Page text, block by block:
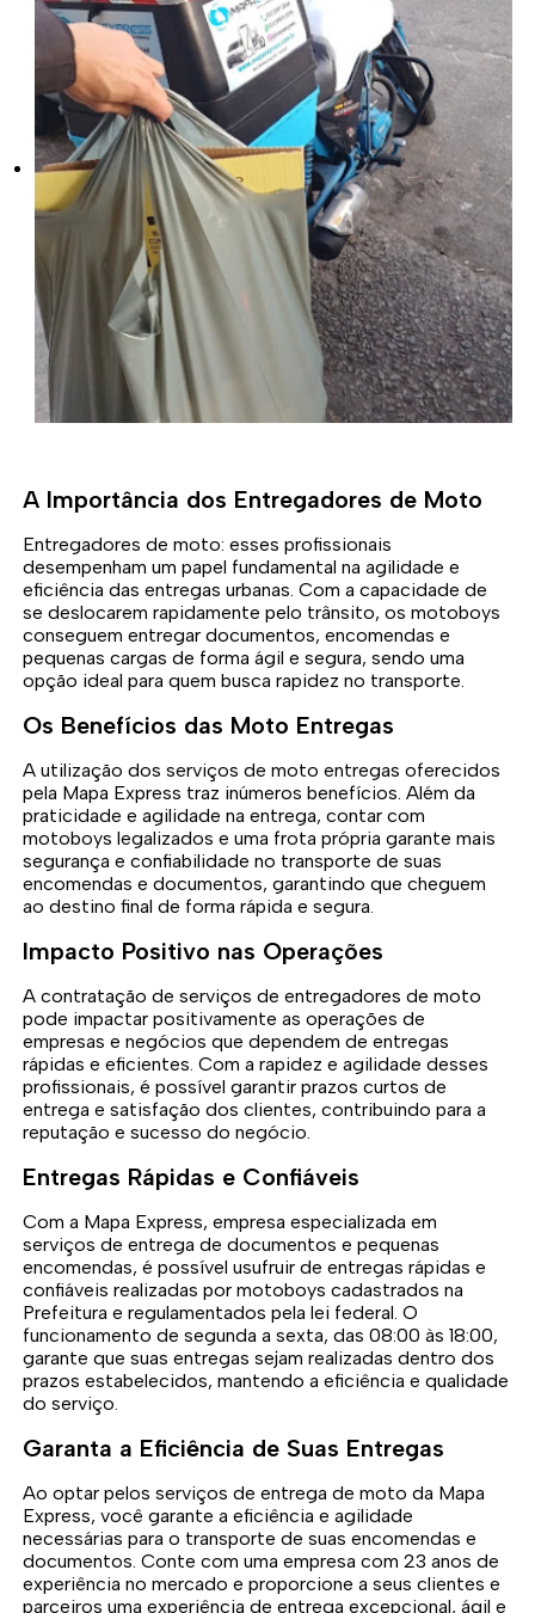
A Importância dos Entregadores de Moto
Entregadores de moto: esses profissionais
desempenham um papel fundamental na agilidade e
eficiência das entregas urbanas. Com a capacidade de
se deslocarem rapidamente pelo trânsito, os motoboys
conseguem entregar documentos, encomendas e
pequenas cargas de forma ágil e segura, sendo uma
opção ideal para quem busca rapidez no transporte.
Os Benefícios das Moto Entregas
A utilização dos serviços de moto entregas oferecidos
pela Mapa Express traz inúmeros benefícios. Além da
praticidade e agilidade na entrega, contar com
motoboys legalizados e uma frota própria garante mais
segurança e confiabilidade no transporte de suas
encomendas e documentos, garantindo que cheguem
ao destino final de forma rápida e segura.
Impacto Positivo nas Operações
A contratação de serviços de entregadores de moto
pode impactar positivamente as operações de
empresas e negócios que dependem de entregas
rápidas e eficientes. Com a rapidez e agilidade desses
profissionais, é possível garantir prazos curtos de
entrega e satisfação dos clientes, contribuindo para a
reputação e sucesso do negócio.
Entregas Rápidas e Confiáveis
Com a Mapa Express, empresa especializada em
serviços de entrega de documentos e pequenas
encomendas, é possível usufruir de entregas rápidas e
confiáveis realizadas por motoboys cadastrados na
Prefeitura e regulamentados pela lei federal. O
funcionamento de segunda a sexta, das 08:00 às 18:00,
garante que suas entregas sejam realizadas dentro dos
prazos estabelecidos, mantendo a eficiência e qualidade
do serviço.
Garanta a Eficiência de Suas Entregas
Ao optar pelos serviços de entrega de moto da Mapa
Express, você garante a eficiência e agilidade
necessárias para o transporte de suas encomendas e
documentos. Conte com uma empresa com 23 anos de
experiência no mercado e proporcione a seus clientes e
parceiros uma experiência de entrega excepcional, ágil e